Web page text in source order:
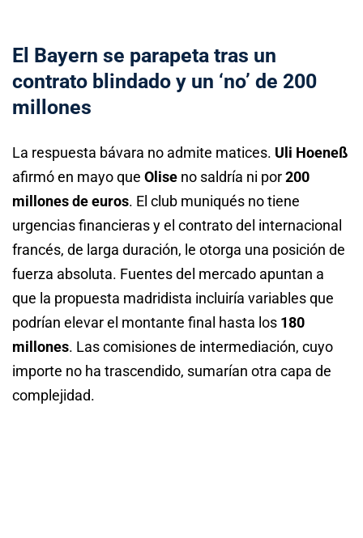
El Bayern se parapeta tras un
contrato blindado y un ‘no’ de 200
millones
La respuesta bávara no admite matices. Uli Hoeneß
afirmó en mayo que Olise no saldría ni por200
millones de euros. El club muniqués no tiene
urgencias financieras y el contrato del internacional
francés, de larga duración, le otorga una posición de
fuerza absoluta. Fuentes del mercado apuntan a
que la propuesta madridista incluiría variables que
podrían elevar el montante final hasta los 180
millones. Las comisiones de intermediación, cuyo
importe no ha trascendido, sumarían otra capa de
complejidad.